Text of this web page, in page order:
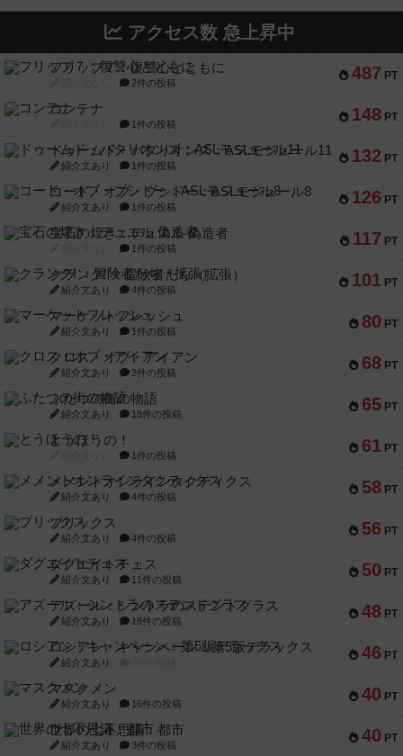
アクセス数 急上昇中
487 PT
フリップ７：復讐心とともに
2件の投稿
148 PT
コンテナ
1件の投稿
132 PT
ドゥームド・バタリオンズ：ASLモジュール11
紹介文あり 1件の投稿
126 PT
コード・オブ・ブシドー：ASLモジュール8
紹介文あり 1件の投稿
117 PT
宝石の煌き：デュエル 偽造者
1件の投稿
101 PT
クランク! ：冒険者たち（拡張）
紹介文あり 4件の投稿
80 PT
マーケットフレッシュ
紹介文あり 1件の投稿
68 PT
クロス・オブ・アイアン
紹介文あり 3件の投稿
65 PT
ふたつの街の物語
紹介文あり 18件の投稿
61 PT
とうほうの！
1件の投稿
58 PT
メメントオンラインタクティクス
紹介文あり 4件の投稿
56 PT
ブリックス
紹介文あり 4件の投稿
50 PT
ダグエイトチェス
紹介文あり 11件の投稿
48 PT
アズール：シントラのステンドグラス
紹介文あり 18件の投稿
46 PT
ロシアン・キャンペーン：第5版デラックス
紹介文あり
40 PT
マスクメン
紹介文あり 16件の投稿
40 PT
世界の七不思議：都市
紹介文あり 3件の投稿